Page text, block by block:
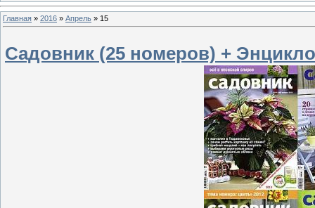
Главная » 2016 » Апрель » 15
Садовник (25 номеров) +